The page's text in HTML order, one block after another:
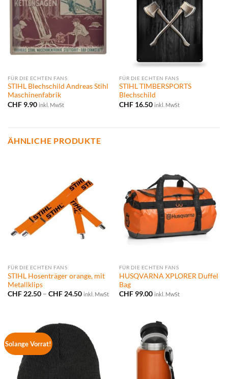
FÜR DIE ECHTEN FANS
STIHL Blechschild Andreas Stihl
Maschinenfabrik
CHF9.90 inkl. MwSt
FÜR DIE ECHTEN FANS
STIHL TIMBERSPORTS
Blechschild
CHF16.50 inkl. MwSt
ÄHNLICHE PRODUKTE
FÜR DIE ECHTEN FANS
STIHL Hosenträger orange, mit
Metallklips
CHF22.50 – CHF24.50Preisspanne:
inkl. MwSt
FÜR DIE ECHTEN FANS
HUSQVARNA XPLORER Duffel
Bag
CHF99.00 inkl. MwSt
Solange Vorrat!